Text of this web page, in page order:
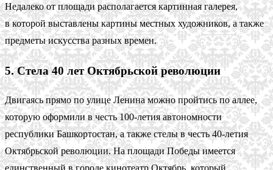
Недалеко от площади располагается картинная галерея,
в которой выставлены картины местных художников, а также
предметы искусства разных времен.
5. Стела 40 лет Октябрьской революции
Двигаясь прямо по улице Ленина можно пройтись по аллее,
которую оформили в честь 100-летия автономности
республики Башкортостан, а также стелы в честь 40-летия
Октябрьской революции. На площади Победы имеется